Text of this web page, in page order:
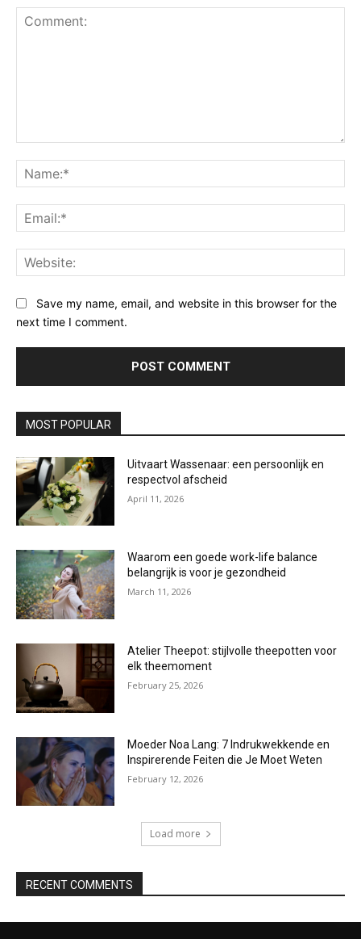
Save my name, email, and website in this browser for the
next time I comment.
MOST POPULAR
Uitvaart Wassenaar: een persoonlijk en
respectvol afscheid
April 11, 2026
Waarom een goede work-life balance
belangrijk is voor je gezondheid
March 11, 2026
Atelier Theepot: stijlvolle theepotten voor
elk theemoment
February 25, 2026
Moeder Noa Lang: 7 Indrukwekkende en
Inspirerende Feiten die Je Moet Weten
February 12, 2026
Load more
RECENT COMMENTS